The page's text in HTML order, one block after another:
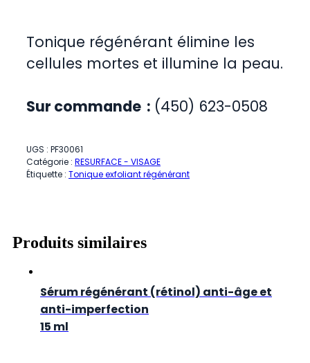
Tonique régénérant élimine les
cellules mortes et illumine la peau.
Sur commande : (450) 623-0508
UGS : PF30061
Catégorie : RESURFACE - VISAGE
Étiquette : Tonique exfoliant régénérant
Produits similaires
Sérum régénérant (rétinol) anti-âge et
anti-imperfection
15 ml